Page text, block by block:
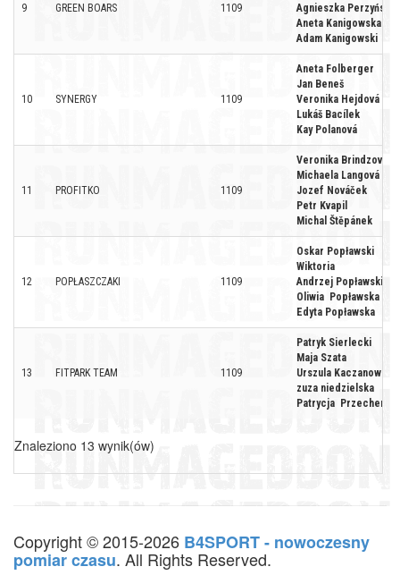
9 GREEN BOARS 1109
Agnieszka Perzyńska
Aneta Kanigowska
Adam Kanigowski
10 SYNERGY 1109
Aneta Folberger
Jan Beneš
Veronika Hejdová
Lukáš Bacílek
Kay Polanová
11 PROFITKO 1109
Veronika Brindzová
Michaela Langová
Jozef Nováček
Petr Kvapil
Michal Štěpánek
12 POPŁASZCZAKI 1109
Oskar Popławski
Wiktoria
Andrzej Popławski
Oliwia Popławska
Edyta Popławska
13 FITPARK TEAM 1109
Patryk Sierlecki
Maja Szata
Urszula Kaczanowska
zuza niedzielska
Patrycja Przecherka
Znaleziono 13 wynik(ów)
Copyright © 2015-2026 B4SPORT - nowoczesny
pomiar czasu. All Rights Reserved.